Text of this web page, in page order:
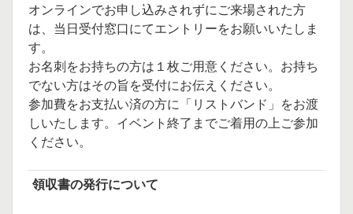
オンラインでお申し込みされずにご来場された方
は、当日受付窓口にてエントリーをお願いいたしま
す。
お名刺をお持ちの方は１枚ご用意ください。お持ち
でない方はその旨を受付にお伝えください。
参加費をお支払い済の方に「リストバンド」をお渡
しいたします。イベント終了までご着用の上ご参加
ください。
領収書の発行について